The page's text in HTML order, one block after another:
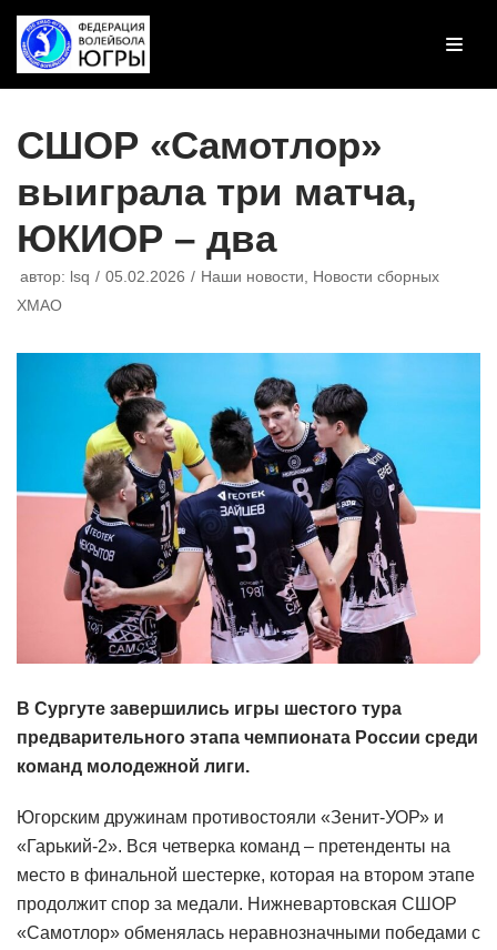
Перейти
к
СШОР «Самотлор»
выиграла три матча,
ЮКИОР – два
автор: lsq 05.02.2026 Наши новости
Новости сборных
ХМАО
В Сургуте завершились игры шестого тура
предварительного этапа чемпионата России среди
команд молодежной лиги.
Югорским дружинам противостояли «Зенит-УОР» и
«Гарький-2». Вся четверка команд – претенденты на
место в финальной шестерке, которая на втором этапе
продолжит спор за медали. Нижневартовская СШОР
«Самотлор» обменялась неравнозначными победами с